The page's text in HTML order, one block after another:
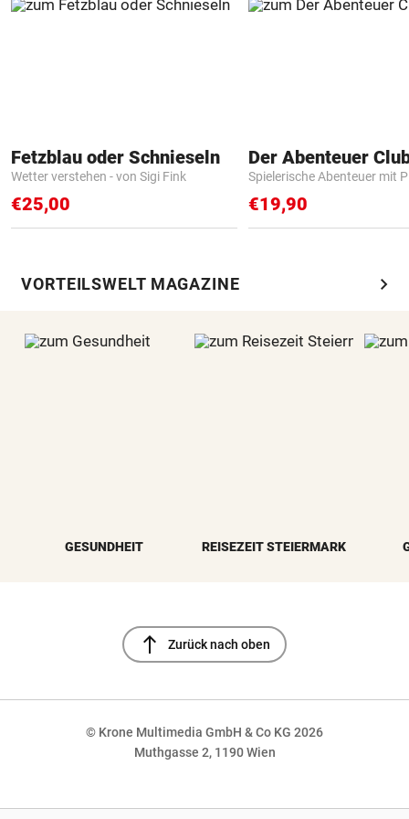
Fetzblau oder Schnieseln
Wetter verstehen - von Sigi Fink
€25,00
Der Abenteuer
Spielerische Abenteuer mit
€19,90
VORTEILSWELT MAGAZINE chevron_right
GESUNDHEIT REISEZEIT STEIERMARK
north Zurück nach oben
© Krone Multimedia GmbH & Co KG 2026
Muthgasse 2, 1190 Wien
NaN%